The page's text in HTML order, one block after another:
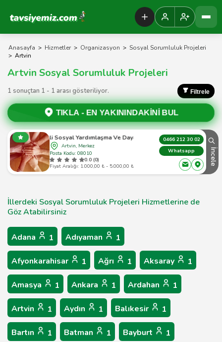
Tavsiyemiz Anasayfa
Anasayfa > Hizmetler > Organizasyon > Sosyal Sorumluluk Projeleri
> Artvin
Artvin Sosyal Sorumluluk Projeleri
1 sonuçtan 1 - 1 arası gösteriliyor. Filtrele
TIKLA - EN YAKININDAKİNİ BUL
Artvin İli Sosyal Yardımlaşma Ve Dayanışma Vakfı
Artvin, Merkez
Posta Kodu: 08010
0.0 (0)
Fiyat Aralığı: 1.000,00 ₺ - 5.000,00 ₺
0466 212 30 02
Whatsapp
İncele
İllerdeki Sosyal Sorumluluk Projeleri Hizmetlerine de
Göz Atabilirsiniz
Adana 1 Adıyaman 1
Afyonkarahisar 1 Ağrı 1 Aksaray 1
Amasya 1 Ankara 1 Ardahan 1
Artvin 1 Aydın 1 Balıkesir 1
Bartın 1 Batman 1 Bayburt 1